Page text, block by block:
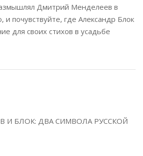
Дмитрий Менделеев в
и почувствуйте, где Александр Блок
для своих стихов в усадьбе